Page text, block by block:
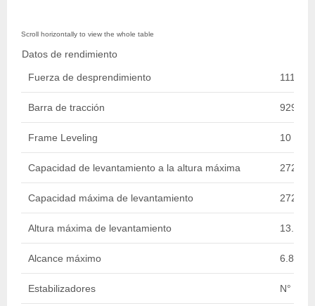
Datos de rendimiento
Fuerza de desprendimiento
Barra de tracción
Frame Leveling 10
Capacidad de levantamiento a la altura máxima
Capacidad máxima de levantamiento
Altura máxima de levantamiento 13.54
Alcance máximo 6.81 m
Estabilizadores N°